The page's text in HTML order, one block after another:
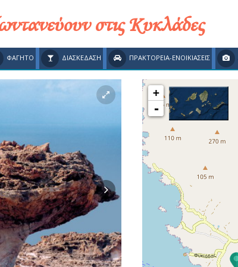
στις Κυκλάδες
ΦΑΓΗΤΟ ΔΙΑΣΚΕΔΑΣΗ ΠΡΑΚΤΟΡΕΙΑ-ΕΝΟΙΚΙΑΣΕΙΣ
+
-